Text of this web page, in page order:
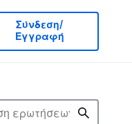
Σύνδεση/
Εγγραφή